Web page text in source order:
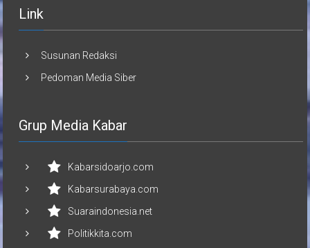
Link
Susunan Redaksi
Pedoman Media Siber
Grup Media Kabar
Kabarsidoarjo.com
Kabarsurabaya.com
Suaraindonesia.net
Politikkita.com